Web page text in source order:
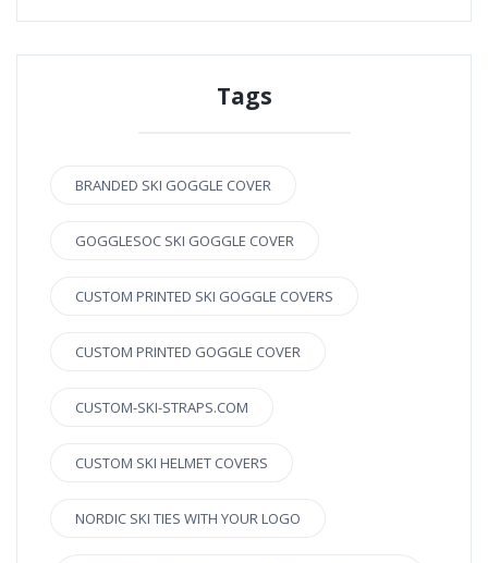
Tags
BRANDED SKI GOGGLE COVER
GOGGLESOC SKI GOGGLE COVER
CUSTOM PRINTED SKI GOGGLE COVERS
CUSTOM PRINTED GOGGLE COVER
CUSTOM-SKI-STRAPS.COM
CUSTOM SKI HELMET COVERS
NORDIC SKI TIES WITH YOUR LOGO